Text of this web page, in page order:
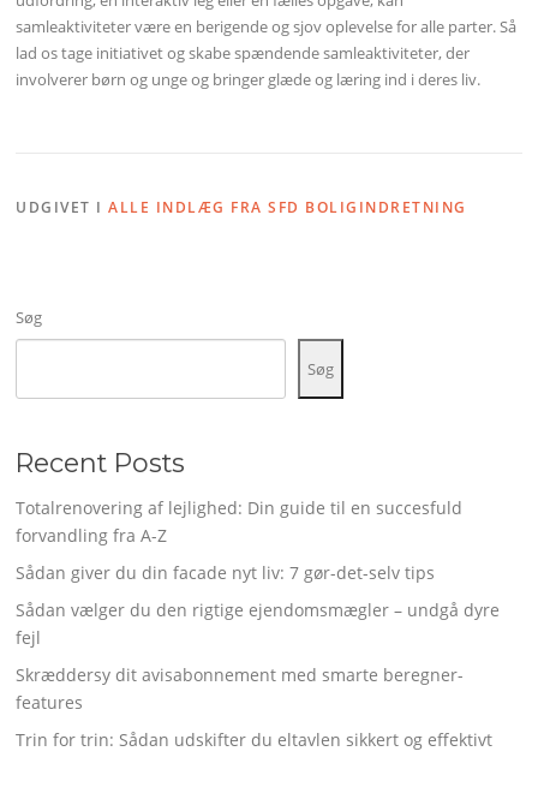
samleaktiviteter være en berigende og sjov oplevelse for alle parter. Så
lad os tage initiativet og skabe spændende samleaktiviteter, der
involverer børn og unge og bringer glæde og læring ind i deres liv.
UDGIVET IALLE INDLÆG FRA SFD BOLIGINDRETNING
Søg
Søg
Recent Posts
Totalrenovering af lejlighed: Din guide til en succesfuld
forvandling fra A-Z
Sådan giver du din facade nyt liv: 7 gør-det-selv tips
Sådan vælger du den rigtige ejendomsmægler – undgå dyre
fejl
Skræddersy dit avisabonnement med smarte beregner-
features
Trin for trin: Sådan udskifter du eltavlen sikkert og effektivt